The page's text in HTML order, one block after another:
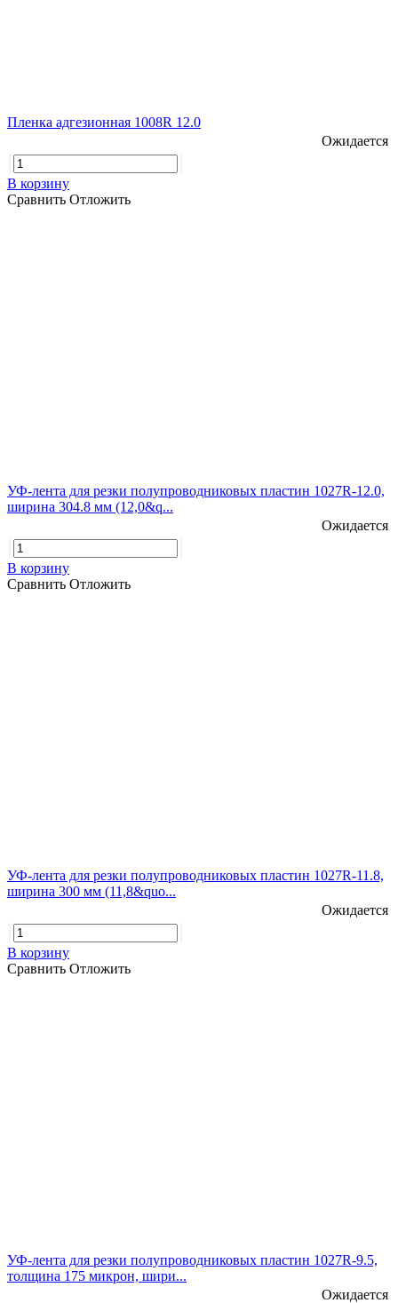
Пленка адгезионная 1008R 12.0
Ожидается
В корзину
Сравнить Отложить
УФ-лента для резки полупроводниковых пластин 1027R-12.0,
ширина 304.8 мм (12,0&q...
Ожидается
В корзину
Сравнить Отложить
УФ-лента для резки полупроводниковых пластин 1027R-11.8,
ширина 300 мм (11,8&quo...
Ожидается
В корзину
Сравнить Отложить
УФ-лента для резки полупроводниковых пластин 1027R-9.5,
толщина 175 микрон, шири...
Ожидается